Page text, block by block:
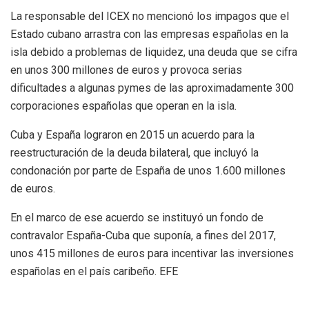
La responsable del ICEX no mencionó los impagos que el
Estado cubano arrastra con las empresas españolas en la
isla debido a problemas de liquidez, una deuda que se cifra
en unos 300 millones de euros y provoca serias
dificultades a algunas pymes de las aproximadamente 300
corporaciones españolas que operan en la isla.
Cuba y España lograron en 2015 un acuerdo para la
reestructuración de la deuda bilateral, que incluyó la
condonación por parte de España de unos 1.600 millones
de euros.
En el marco de ese acuerdo se instituyó un fondo de
contravalor España-Cuba que suponía, a fines del 2017,
unos 415 millones de euros para incentivar las inversiones
españolas en el país caribeño. EFE